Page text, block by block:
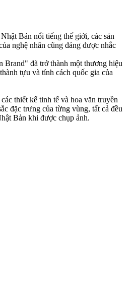
Bản nổi tiếng thế giới, các sản
nghệ nhân cũng đáng được nhắc
Brand" đã trở thành một thương hiệu
tựu và tính cách quốc gia của
thiết kế tinh tế và hoa văn truyền
đặc trưng của từng vùng, tất cả đều
Bản khi được chụp ảnh.